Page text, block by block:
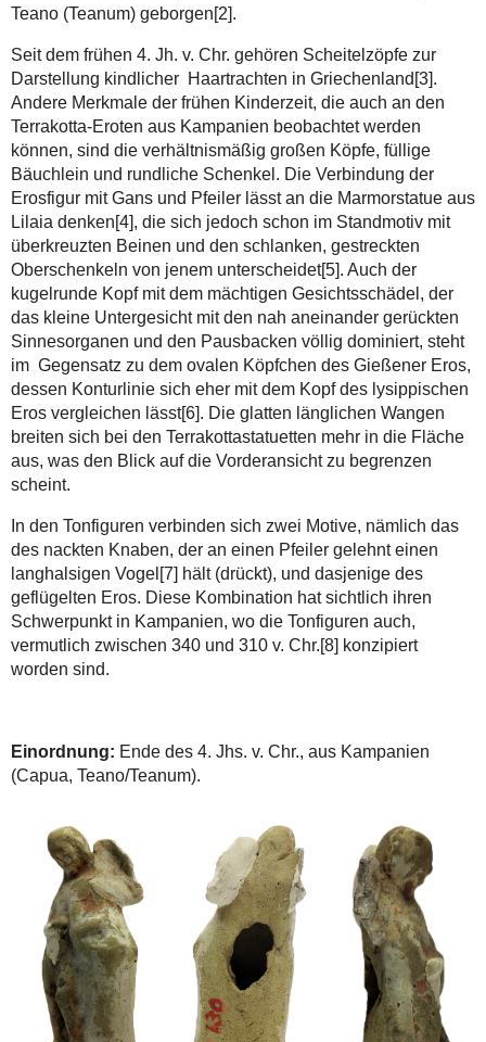
Teano (Teanum) geborgen[2].
Seit dem frühen 4. Jh. v. Chr. gehören Scheitelzöpfe zur
Darstellung kindlicher Haartrachten in Griechenland [3].
Andere Merkmale der frühen Kinderzeit, die auch an den
Terrakotta-Eroten aus Kampanien beobachtet werden
können, sind die verhältnismäßig großen Köpfe, füllige
Bäuchlein und rundliche Schenkel. Die Verbindung der
Erosfigur mit Gans und Pfeiler lässt an die Marmorstatue aus
Lilaia denken[4], die sich jedoch schon im Standmotiv mit
überkreuzten Beinen und den schlanken, gestreckten
Oberschenkeln von jenem unterscheidet[5]. Auch der
kugelrunde Kopf mit dem mächtigen Gesichtsschädel, der
das kleine Untergesicht mit den nah aneinander gerückten
Sinnesorganen und den Pausbacken völlig dominiert, steht
im Gegensatz zu dem ovalen Köpfchen des Gießener Eros,
dessen Konturlinie sich eher mit dem Kopf des lysippischen
Eros vergleichen lässt[6]. Die glatten länglichen Wangen
breiten sich bei den Terrakottastatuetten mehr in die Fläche
aus, was den Blick auf die Vorderansicht zu begrenzen
scheint.
In den Tonfiguren verbinden sich zwei Motive, nämlich das
des nackten Knaben, der an einen Pfeiler gelehnt einen
langhalsigen Vogel [7] hält (drückt), und dasjenige des
geflügelten Eros. Diese Kombination hat sichtlich ihren
Schwerpunkt in Kampanien, wo die Tonfiguren auch,
vermutlich zwischen 340 und 310 v. Chr.[8] konzipiert
worden sind.
Einordnung: Ende des 4. Jhs. v. Chr., aus Kampanien
(Capua, Teano/Teanum).